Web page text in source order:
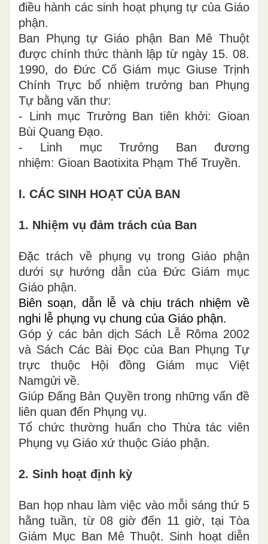
điều hành các sinh hoạt phụng tự của Giáo
phận.
Ban Phụng tự Giáo phận Ban Mê Thuột
được chính thức thành lập từ ngày 15. 08.
1990, do Đức Cố Giám mục Giuse Trịnh
Chính Trực bổ nhiệm trưởng ban Phụng
Tự bằng văn thư:
- Linh mục Trưởng Ban tiên khởi: Gioan
Bùi Quang Đạo.
- Linh mục Trưởng Ban đương
nhiệm: Gioan Baotixita Phạm Thế Truyền.
I. CÁC SINH HOẠT CỦA BAN
1. Nhiệm vụ đảm trách của Ban
Đặc trách về phụng vụ trong Giáo phận
dưới sự hướng dẫn của Đức Giám mục
Giáo phận.
Biên soạn, dẫn lễ và chịu trách nhiệm về
nghi lễ phụng vụ chung của Giáo phận.
Góp ý các bản dịch Sách Lễ Rôma 2002
và Sách Các Bài Đọc của Ban Phụng Tự
trực thuộc Hội đồng Giám mục Việt
Namgửi về.
Giúp Đấng Bản Quyền trong những vấn đề
liên quan đến Phụng vụ.
Tổ chức thường huấn cho Thừa tác viên
Phụng vụ Giáo xứ thuộc Giáo phận.
2. Sinh hoạt định kỳ
Ban họp nhau làm việc vào mỗi sáng thứ 5
hằng tuần, từ 08 giờ đến 11 giờ, tại Tòa
Giám Mục Ban Mê Thuột. Sinh hoạt diễn